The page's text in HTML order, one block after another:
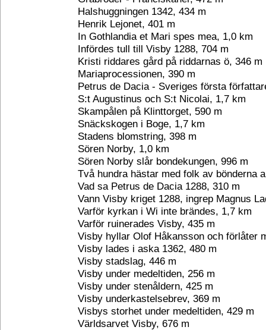
Halshuggningen 1342, 434 m
Henrik Lejonet, 401 m
In Gothlandia et Mari spes mea, 1,0 km
Infördes tull till Visby 1288, 704 m
Kristi riddares gård på riddarnas ö, 346 m
Mariaprocessionen, 390 m
Petrus de Dacia - Sveriges första
S:t Augustinus och S:t Nicolai, 1,7 km
Skampålen på Klinttorget, 590 m
Snäckskogen i Boge, 1,7 km
Stadens blomstring, 398 m
Sören Norby, 1,0 km
Sören Norby slår bondekungen, 996 m
Två hundra hästar med folk av bönderna
Vad sa Petrus de Dacia 1288, 310 m
Vann Visby kriget 1288, ingrep Magnus
Varför kyrkan i Wi inte brändes, 1,7 km
Varför ruinerades Visby, 435 m
Visby hyllar Olof Håkansson och förlåter
Visby lades i aska 1362, 480 m
Visby stadslag, 446 m
Visby under medeltiden, 256 m
Visby under stenåldern, 425 m
Visby underkastelsebrev, 369 m
Visbys storhet under medeltiden, 429 m
Världsarvet Visby, 676 m